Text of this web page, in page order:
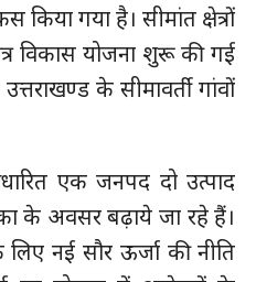
किया गया है। सीमांत क्षेत्रों
विकास योजना शुरू की गई
के सीमावर्ती गांवों
एक जनपद दो उत्पाद
के अवसर बढ़ाये जा रहे हैं।
नई सौर ऊर्जा की नीति